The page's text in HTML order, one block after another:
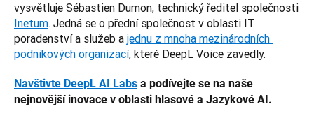
Inetum. Jedná se o přední společnost v oblasti IT
poradenství a služeb a jednu z mnoha mezinárodních
podnikových organizací, které DeepL Voice zavedly.
Navštivte DeepL AI Labs a podívejte se na naše
nejnovější inovace v oblasti hlasové a Jazykové AI.